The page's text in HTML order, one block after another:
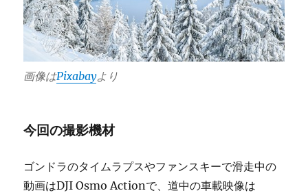
画像はPixabayより
今回の撮影機材
ゴンドラのタイムラプスやファンスキーで滑走中の
動画はDJI Osmo Actionで、道中の車載映像は